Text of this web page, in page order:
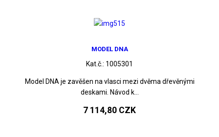
MODEL DNA
Kat.č.: 1005301
Model DNA je zavěšen na vlasci mezi dvěma dřevěnými
deskami. Návod k...
7 114,80 CZK